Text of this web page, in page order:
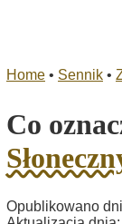
Home • Sennik •
Co
Opublikowano